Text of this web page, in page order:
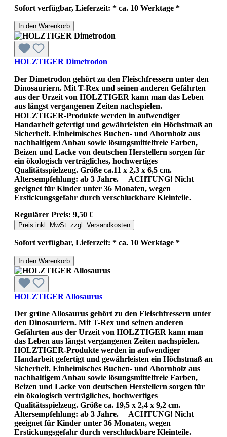
Sofort verfügbar, Lieferzeit: * ca. 10 Werktage *
In den Warenkorb
HOLZTIGER Dimetrodon
Der Dimetrodon gehört zu den Fleischfressern unter den
Dinosauriern. Mit T-Rex und seinen anderen Gefährten
aus der Urzeit von HOLZTIGER kann man das Leben
aus längst vergangenen Zeiten nachspielen.
HOLZTIGER-Produkte werden in aufwendiger
Handarbeit gefertigt und gewährleisten ein Höchstmaß an
Sicherheit. Einheimisches Buchen- und Ahornholz aus
nachhaltigem Anbau sowie lösungsmittelfreie Farben,
Beizen und Lacke von deutschen Herstellern sorgen für
ein ökologisch verträgliches, hochwertiges
Qualitätsspielzeug. Größe ca.11 x 2,3 x 6,5 cm.
Altersempfehlung: ab 3 Jahre. ACHTUNG! Nicht
geeignet für Kinder unter 36 Monaten, wegen
Erstickungsgefahr durch verschluckbare Kleinteile.
Regulärer Preis: 9,50 €
Preis inkl. MwSt. zzgl. Versandkosten
Sofort verfügbar, Lieferzeit: * ca. 10 Werktage *
In den Warenkorb
HOLZTIGER Allosaurus
Der grüne Allosaurus gehört zu den Fleischfressern unter
den Dinosauriern. Mit T-Rex und seinen anderen
Gefährten aus der Urzeit von HOLZTIGER kann man
das Leben aus längst vergangenen Zeiten nachspielen.
HOLZTIGER-Produkte werden in aufwendiger
Handarbeit gefertigt und gewährleisten ein Höchstmaß an
Sicherheit. Einheimisches Buchen- und Ahornholz aus
nachhaltigem Anbau sowie lösungsmittelfreie Farben,
Beizen und Lacke von deutschen Herstellern sorgen für
ein ökologisch verträgliches, hochwertiges
Qualitätsspielzeug. Größe ca. 19,5 x 2,4 x 9,2 cm.
Altersempfehlung: ab 3 Jahre. ACHTUNG! Nicht
geeignet für Kinder unter 36 Monaten, wegen
Erstickungsgefahr durch verschluckbare Kleinteile.